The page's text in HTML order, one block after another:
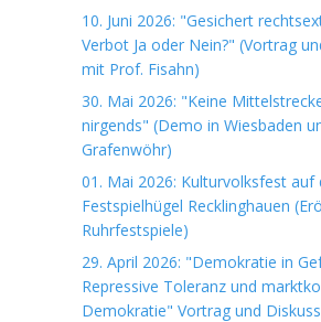
10. Juni 2026: "Gesichert
Verbot Ja oder Nein?" (Vortrag
mit Prof. Fisahn)
30. Mai 2026: "Keine
nirgends" (Demo in Wiesbaden
Grafenwöhr)
01. Mai 2026: Kulturvolksfest auf
Festspielhügel Recklinghauen
Ruhrfestspiele)
29. April 2026: "Demokratie in
Repressive Toleranz und
Demokratie" Vortrag und